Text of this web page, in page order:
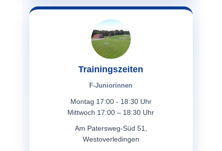
Trainingszeiten
F-Juniorinnen
Montag 17:00 - 18:30 Uhr
Mittwoch 17:00 – 18:30 Uhr
Am Patersweg-Süd 51,
Westoverledingen